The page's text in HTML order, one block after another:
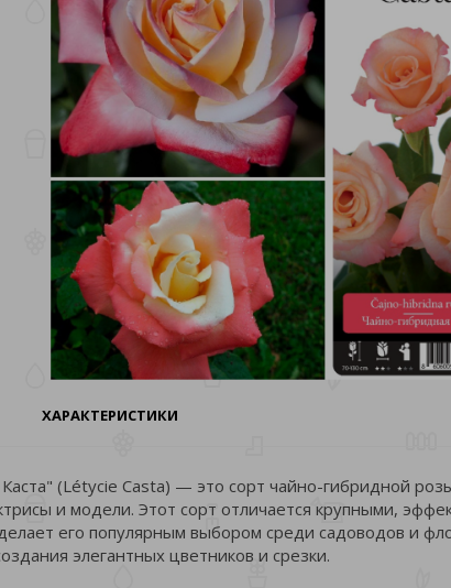
ХАРАКТЕРИСТИКИ
(Létycie Casta) — это сорт чайно-гибридной
и модели. Этот сорт отличается крупными,
его популярным выбором среди садоводов и
элегантных цветников и срезки.